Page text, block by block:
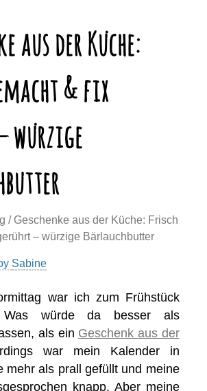
aus der Küche:
& fix
würzige
/ Geschenke aus der Küche: Frisch
– würzige Bärlauchbutter
Sabine
war ich zum Frühstück
Was würde da besser als
als ein Geschenk aus der
war mein Kalender in
mehr als prall gefüllt und meine
knapp. Aber meine